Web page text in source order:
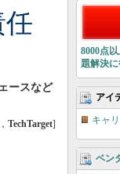
ースなど
， TechTarget]
8000点
題解決
アイ
キャ
ベン